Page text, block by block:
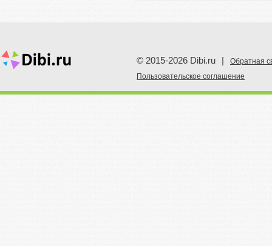
© 2015-2026 Dibi.ru
Обратная
Пoльзовательское соглашение